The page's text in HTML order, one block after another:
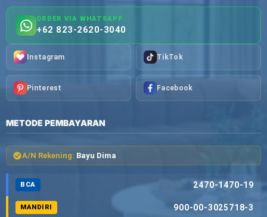
ORDER VIA WHATSAPP
+62 823-2620-3040
Instagram TikTok
Pinterest Facebook
METODE PEMBAYARAN
A/N Rekening: Bayu Dima
BCA 2470-1470-19
MANDIRI 900-00-3025718-3